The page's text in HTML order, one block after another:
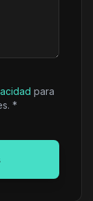
para
*